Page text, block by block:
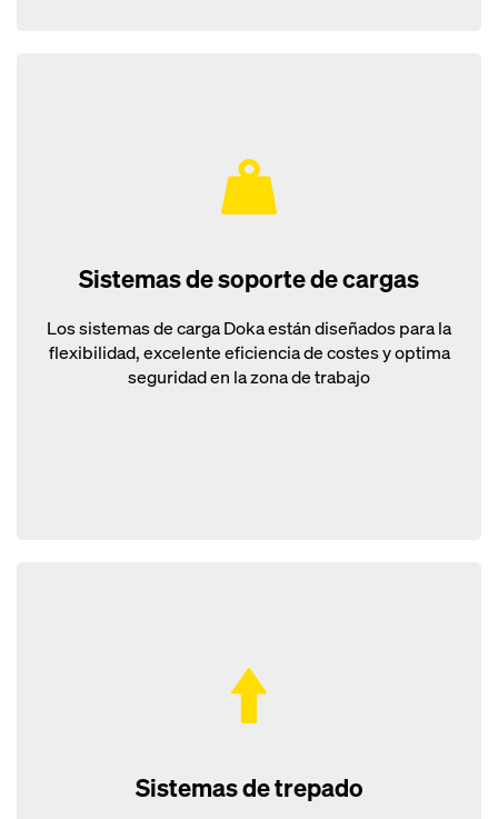
Sistemas de soporte de cargas
Los sistemas de carga Doka están diseñados para la
flexibilidad, excelente eficiencia de costes y optima
seguridad en la zona de trabajo
Sistemas de trepado